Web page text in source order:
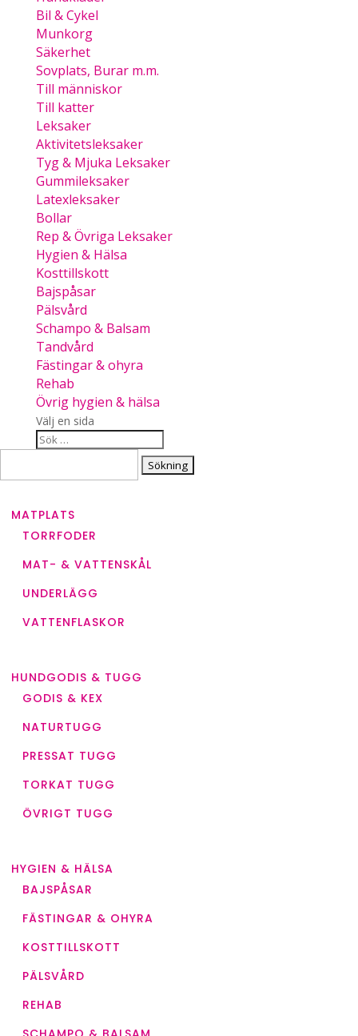
Bil & Cykel
Munkorg
Säkerhet
Sovplats, Burar m.m.
Till människor
Till katter
Leksaker
Aktivitetsleksaker
Tyg & Mjuka Leksaker
Gummileksaker
Latexleksaker
Bollar
Rep & Övriga Leksaker
Hygien & Hälsa
Kosttillskott
Bajspåsar
Pälsvård
Schampo & Balsam
Tandvård
Fästingar & ohyra
Rehab
Övrig hygien & hälsa
Välj en sida
efter:
MATPLATS
TORRFODER
MAT- & VATTENSKÅL
UNDERLÄGG
VATTENFLASKOR
HUNDGODIS & TUGG
GODIS & KEX
NATURTUGG
PRESSAT TUGG
TORKAT TUGG
ÖVRIGT TUGG
HYGIEN & HÄLSA
BAJSPÅSAR
FÄSTINGAR & OHYRA
KOSTTILLSKOTT
PÄLSVÅRD
REHAB